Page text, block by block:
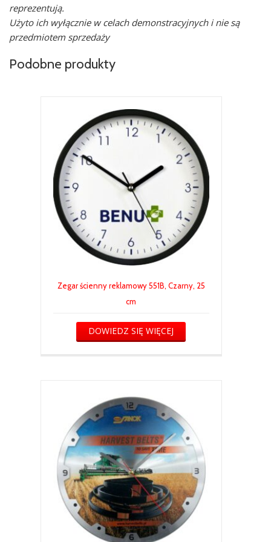
reprezentują.
Użyto ich wyłącznie w celach demonstracyjnych i nie są
przedmiotem sprzedaży
Podobne produkty
Zegar ścienny reklamowy 551B, Czarny, 25
cm
DOWIEDZ SIĘ WIĘCEJ